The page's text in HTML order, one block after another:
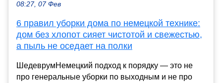
08:27, 07 Фев
6 правил уборки дома по немецкой технике:
дом без хлопот сияет чистотой и свежестью,
а пыль не оседает на полки
ШедеврумНемецкий подход к порядку — это не
про генеральные уборки по выходным и не про